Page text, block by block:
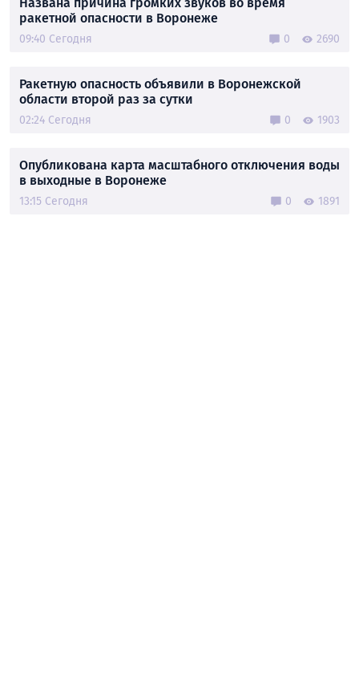
Названа причина громких звуков во время
ракетной опасности в Воронеже
09:40 Сегодня 0 2690
Ракетную опасность объявили в Воронежской
области второй раз за сутки
02:24 Сегодня 0 1903
Опубликована карта масштабного отключения воды
в выходные в Воронеже
13:15 Сегодня 0 1891